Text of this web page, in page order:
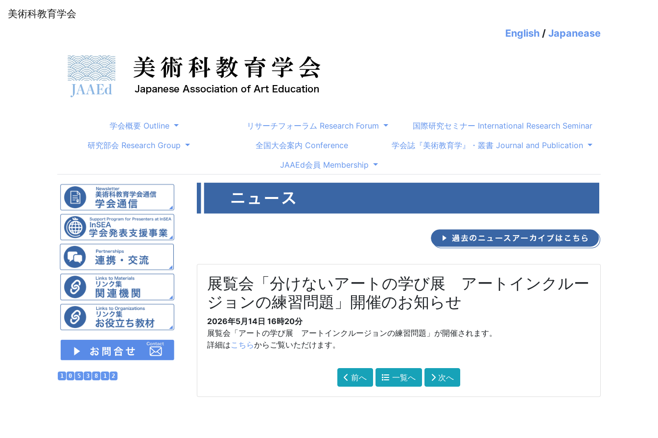
美術科教育学会
English / Japanease
学会概要 Outline リサーチフォーラム Research Forum
国際研究セミナー International Research Seminar
研究部会 Research Group
全国大会案内 Conference
学会誌『美術教育学』・叢書 Journal and Publication
JAAEd会員 Membership
1 0 5 3 8 1 2
展覧会「分けないアートの学び展 アートインクルー
ジョンの練習問題」開催のお知らせ
2026年5月14日 16時20分
展覧会「アートの学び展 アートインクルージョンの練習問題」が開催されます。
詳細はこちらからご覧いただけます。
前へ 一覧へ 次へ